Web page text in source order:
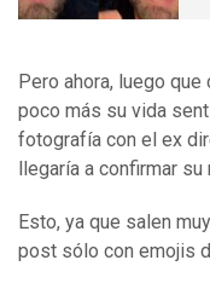
Pero ahora, luego
poco más su vida
fotografía con el ex
llegaría a confirmar su
Esto, ya que salen
post sólo con emojis